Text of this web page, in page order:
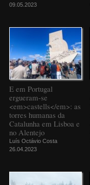
09.05.2023
E em Portugal
ergueram-se
<em>castells</em>: as
torres humanas da
Catalunha em Lisboa e
no Alentejo
Luís Octávio Costa
26.04.2023